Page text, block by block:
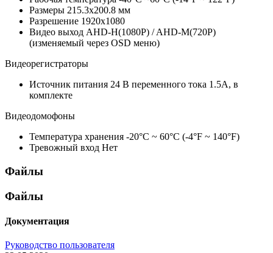
Размеры 215.3х200.8 мм
Разрешение 1920х1080
Видео выход AHD-H(1080P) / AHD-M(720P)
(изменяемый через OSD меню)
Видеорегистраторы
Источник питания 24 В переменного тока 1.5A, в
комплекте
Видеодомофоны
Температура хранения -20°C ~ 60°C (-4°F ~ 140°F)
Тревожный вход Нет
Файлы
Файлы
Документация
Руководство пользователя